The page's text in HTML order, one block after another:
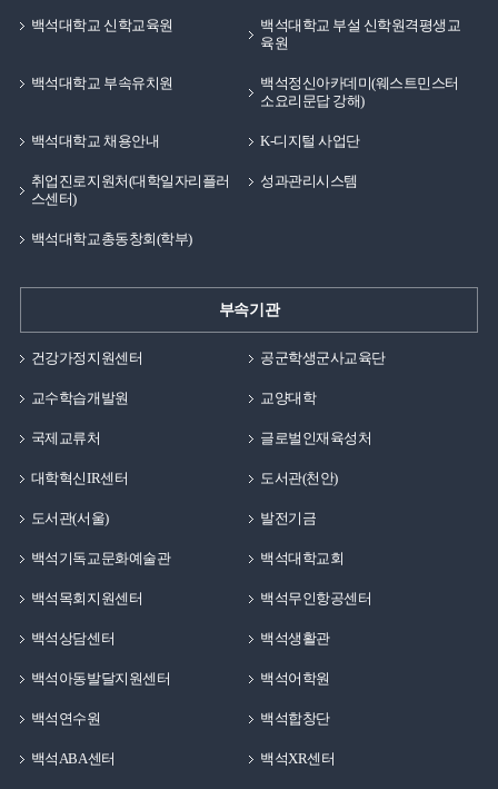
지금에서 돌이켜보면 가정과 꿈을 지키고, 이루기 위한
과정이 얼마나 힘들지에 대한 생각이 없이 오로지 결과만
좌우명과 인생관은 목표를 정하면 이 일이 얼마나 힘들지,
결과가 나에게 좋은 것이라면 반드시 해야한다 입니다.
여러분들도 앞으로의 목표가 생기거나, 꿈을 정해야
한다면 그 과정이 얼마나 힘들지를 생각하기 보다는
목표와 꿈을 이루지 못하더라도 나에게 좋은 영향을 미칠
백석대학교 신학교육원
백석대학교 부설 신학원격평생교
육원
백석대학교 부속유치원
백석정신아카데미(웨스트민스터
소요리문답 강해)
백석대학교 채용안내 K-디지털 사업단
취업진로지원처(대학일자리플러
스센터)
성과관리시스템
백석대학교총동창회(학부)
부속기관
건강가정지원센터 공군학생군사교육단
교수학습개발원 교양대학
국제교류처 글로벌인재육성처
대학혁신IR센터 도서관(천안)
도서관(서울) 발전기금
백석기독교문화예술관 백석대학교회
백석목회지원센터 백석무인항공센터
백석상담센터 백석생활관
백석아동발달지원센터 백석어학원
백석연수원 백석합창단
백석ABA센터 백석XR센터